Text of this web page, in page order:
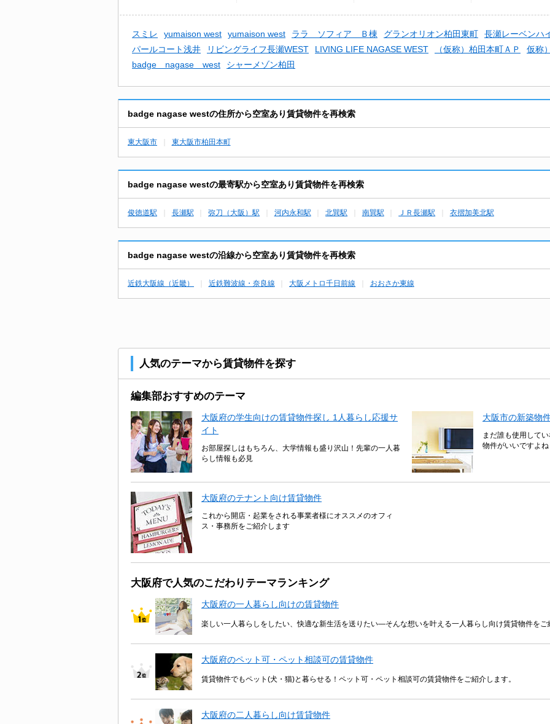
スミレ yumaison west yumaison west ララ ソフィア Ｂ棟 グランオリオン柏田東町 長瀬レーベンハ
パールコート浅井
リビングライフ長瀬WEST LIVING LIFE NAGASE WEST （仮称）柏田本町ＡＰ
仮称
badge nagase west
シャーメゾン柏田
badge nagase westの住所から空室あり賃貸物件を再検索
東大阪市 東大阪市柏田本町
badge nagase westの最寄駅から空室あり賃貸物件を再検索
俊徳道駅 長瀬駅 弥刀（大阪）駅 河内永和駅 北巽駅 南巽駅 ＪＲ長瀬駅 衣摺加美北駅
badge nagase westの沿線から空室あり賃貸物件を再検索
近鉄大阪線（近畿） 近鉄難波線・奈良線 大阪メトロ千日前線 おおさか東線
人気のテーマから賃貸物件を探す
編集部おすすめのテーマ
大阪府の学生向けの賃貸物件探し 1人暮らし応援サ
イト
お部屋探しはもちろん、大学情報も盛り沢山！先輩の一人暮
らし情報も必見
大阪市の新築物
まだ誰も使用して
物件がいいですよね
大阪府のテナント向け賃貸物件
これから開店・起業をされる事業者様にオススメのオフィ
ス・事務所をご紹介します
大阪府で人気のこだわりテーマランキング
大阪府の一人暮らし向けの賃貸物件
楽しい一人暮らしをしたい、快適な新生活を送りたい―そんな想いを叶える一人暮らし向け賃貸物件をご
大阪府のペット可・ペット相談可の賃貸物件
賃貸物件でもペット(犬・猫)と暮らせる！ペット可・ペット相談可の賃貸物件をご紹介します。
大阪府の二人暮らし向け賃貸物件